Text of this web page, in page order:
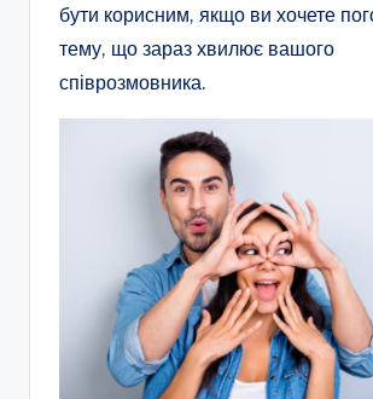
бути корисним, якщо ви хочете
тему, що зараз хвилює вашого
співрозмовника.